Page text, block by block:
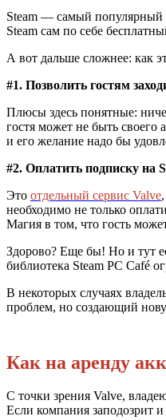
Steam — самый популярный
Steam сам по себе
А вот дальше сложнее: как
#1. Позволить гостям
Плюсы здесь понятные:
гостя может не быть
и его желание надо бы
#2. Оплатить подписку на
Это отдельный сервис Valve
необходимо не только
Магия в том, что гость
Здорово? Еще бы! Но и тут
библиотека Steam PC Café
В некоторых случаях
проблем, но создающий
Как на аренду
С точки зрения Valve,
Если компания заподозрит